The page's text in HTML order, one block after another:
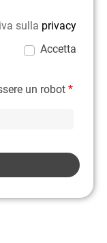
sulla privacy
Accetta
un robot *